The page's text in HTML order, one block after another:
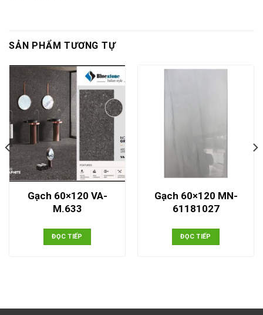
SẢN PHẨM TƯƠNG TỰ
Gạch 60×120 VA-
M.633
ĐỌC TIẾP
Gạch 60×120 MN-
61181027
ĐỌC TIẾP